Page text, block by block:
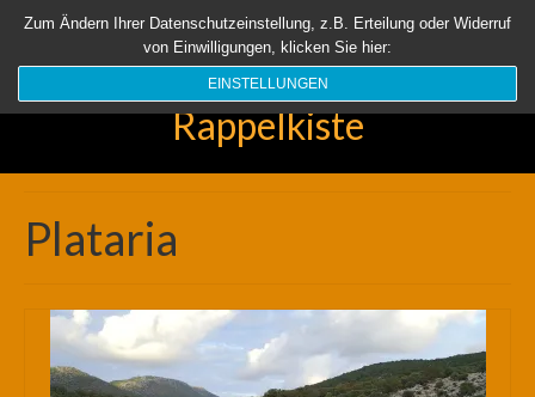
Startseite Aktuell Über uns Unsere Rappelkiste Länder
Suchen
Rappelkiste
Plataria
Zum Ändern Ihrer Datenschutzeinstellung, z.B. Erteilung oder Widerruf
von Einwilligungen, klicken Sie hier:
EINSTELLUNGEN